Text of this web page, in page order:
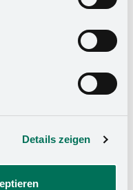
Vorgänge ein. Sie
Sie in unserer
Impressum.
Details zeigen